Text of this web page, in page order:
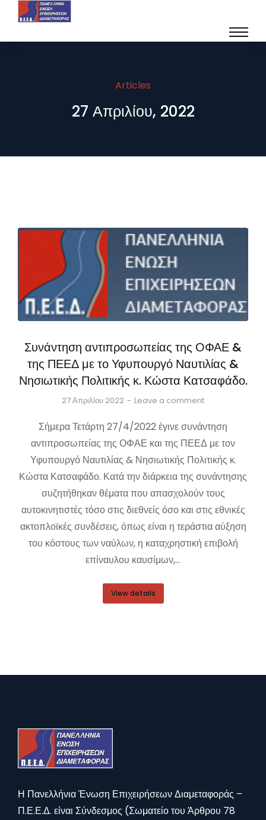
Articles
27 Απριλίου, 2022
Συνάντηση αντιπροσωπείας της ΟΦΑΕ &
της ΠΕΕΔ με το Υφυπουργό Ναυτιλίας &
Νησιωτικής Πολιτικής κ. Κώστα Κατσαφάδο.
27 Απριλίου 2022 Leave a comment
Σήμερα Τετάρτη 27/4/2022 έγινε συνάντηση
αντιπροσωπείας της ΟΦΑΕ και της ΠΕΕΔ με τον
Υφυπουργό Ναυτιλίας & Νησιωτικής Πολιτικής κ.
Κώστα Κατσαφάδο. Κατά την διάρκεια της συνάντησης
συζητήθηκαν θέματα που απασχολούν τους
αυτοκινητιστές τόσο στις διεθνείς όσο και στις εθνικές
ακτοπλοϊκές συνδέσεις, όπως είναι η τεράστια αύξηση
του κόστους των ναύλων, η καταχρηστική επιβολή
επίναυλου καυσίμων,…
View details
Η Πανελλήνια Ένωση Επιχειρήσεων Διαμεταφοράς –
Π.Ε.Ε.Δ. είναι Σύνδεσμος (Σωματείο του Άρθρου 78